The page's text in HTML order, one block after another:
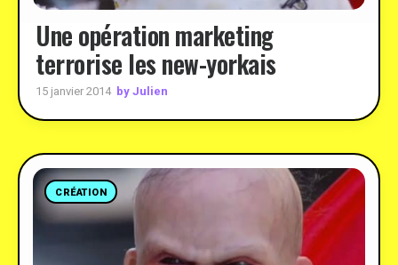
Une opération marketing
terrorise les new-yorkais
15 janvier 2014 by Julien
CRÉATION